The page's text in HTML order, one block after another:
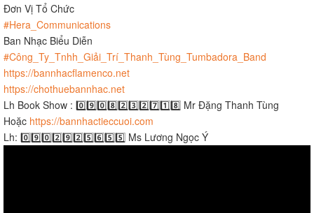
Đơn Vị Tổ Chức
#Hera_Communications
Ban Nhạc Biểu Diễn
#Công_Ty_Tnhh_Giải_Trí_Thanh_Tùng_Tumbadora_Band
https://bannhacflamenco.net
https://chothuebannhac.net
Lh Book Show : 0️⃣9️⃣0️⃣8️⃣2️⃣3️⃣2️⃣7️⃣1️⃣8️⃣ Mr Đặng Thanh Tùng
Hoặc https://bannhactieccuoi.com​​​
Lh: 0️⃣9️⃣0️⃣2️⃣9️⃣2️⃣5️⃣6️⃣5️⃣5️⃣ Ms Lương Ngọc Ý